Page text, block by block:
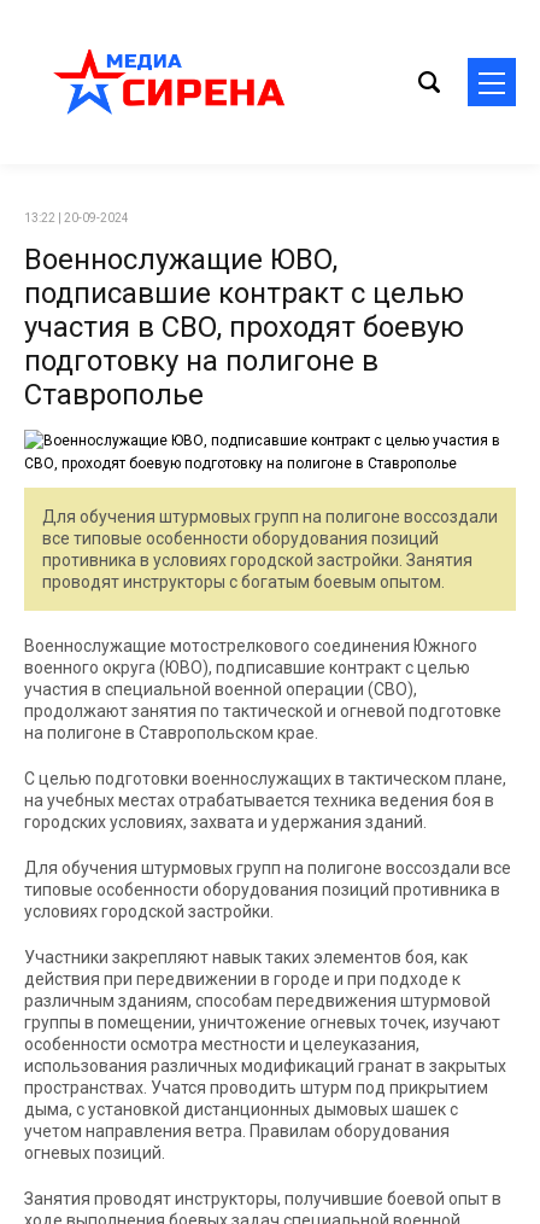
13:22 | 20-09-2024
Военнослужащие ЮВО,
подписавшие контракт с целью
участия в СВО, проходят боевую
подготовку на полигоне в
Ставрополье
Для обучения штурмовых групп на полигоне воссоздали
все типовые особенности оборудования позиций
противника в условиях городской застройки. Занятия
проводят инструкторы с богатым боевым опытом.
Военнослужащие мотострелкового соединения Южного
военного округа (ЮВО), подписавшие контракт с целью
участия в специальной военной операции (СВО),
продолжают занятия по тактической и огневой подготовке
на полигоне в Ставропольском крае.
С целью подготовки военнослужащих в тактическом плане,
на учебных местах отрабатывается техника ведения боя в
городских условиях, захвата и удержания зданий.
Для обучения штурмовых групп на полигоне воссоздали все
типовые особенности оборудования позиций противника в
условиях городской застройки.
Участники закрепляют навык таких элементов боя, как
действия при передвижении в городе и при подходе к
различным зданиям, способам передвижения штурмовой
группы в помещении, уничтожение огневых точек, изучают
особенности осмотра местности и целеуказания,
использования различных модификаций гранат в закрытых
пространствах. Учатся проводить штурм под прикрытием
дыма, с установкой дистанционных дымовых шашек с
учетом направления ветра. Правилам оборудования
огневых позиций.
Занятия проводят инструкторы, получившие боевой опыт в